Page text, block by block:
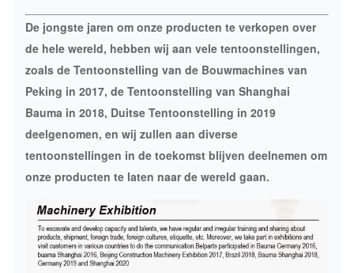
De jongste jaren om onze producten te verkopen over
de hele wereld, hebben wij aan vele tentoonstellingen,
zoals de Tentoonstelling van de Bouwmachines van
Peking in 2017, de Tentoonstelling van Shanghai
Bauma in 2018, Duitse Tentoonstelling in 2019
deelgenomen, en wij zullen aan diverse
tentoonstellingen in de toekomst blijven deelnemen om
onze producten te laten naar de wereld gaan.